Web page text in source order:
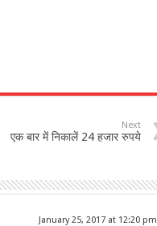
Next
एक बार में निकालें 24 हजार रुपये
January 25, 2017 at 12:20 pm